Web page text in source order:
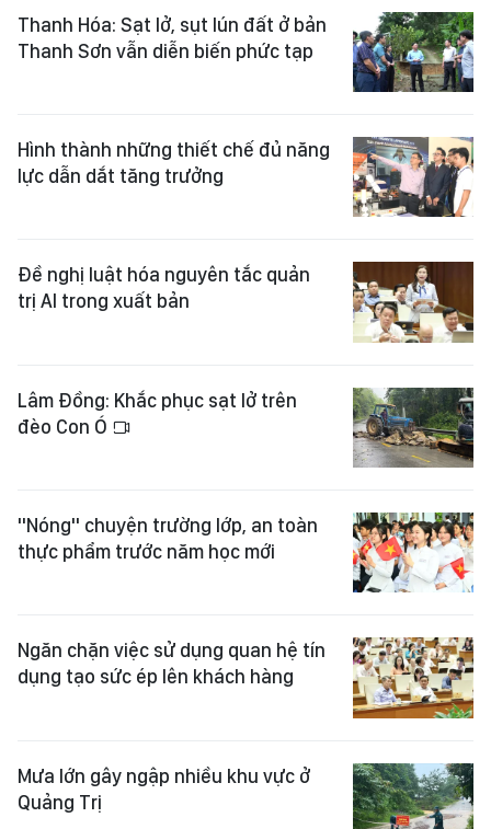
Thanh Hóa: Sạt lở, sụt lún đất ở bản
Thanh Sơn vẫn diễn biến phức tạp
Hình thành những thiết chế đủ năng
lực dẫn dắt tăng trưởng
Đề nghị luật hóa nguyên tắc quản
trị AI trong xuất bản
Lâm Đồng: Khắc phục sạt lở trên
đèo Con Ó
"Nóng" chuyện trường lớp, an toàn
thực phẩm trước năm học mới
Ngăn chặn việc sử dụng quan hệ tín
dụng tạo sức ép lên khách hàng
Mưa lớn gây ngập nhiều khu vực ở
Quảng Trị